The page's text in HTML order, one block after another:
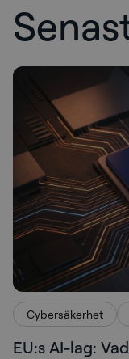
Cybersäkerhet
EU:s AI-lag: